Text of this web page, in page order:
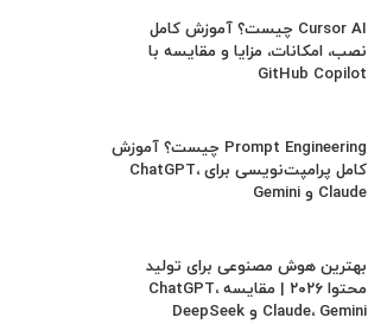
Cursor AI چیست؟ آموزش کامل
نصب، امکانات، مزایا و مقایسه با
GitHub Copilot
Prompt Engineering چیست؟ آموزش
کامل پرامپت‌نویسی برای ChatGPT،
Claude و Gemini
بهترین هوش مصنوعی برای تولید
محتوا ۲۰۲۶ | مقایسه ChatGPT،
Claude، Gemini و DeepSeek